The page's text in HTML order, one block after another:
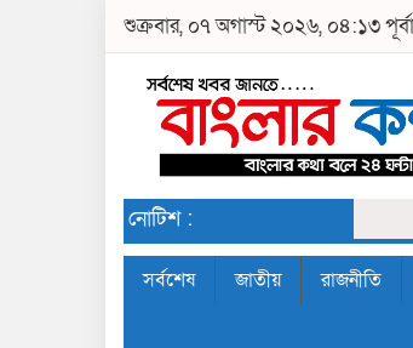
শুক্রবার, ০৭ অগাস্ট ২০২৬, ০৪:১৩
নোটিশ :
সর্বশেষ জাতীয় রাজনীতি